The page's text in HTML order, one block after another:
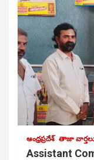
ఆంధ్రప్రదేశ్ తాజా
Assistant